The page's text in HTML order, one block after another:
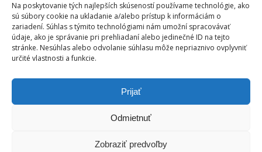
Na poskytovanie tých najlepších skúseností používame technológie, ako
sú súbory cookie na ukladanie a/alebo prístup k informáciám o
zariadení. Súhlas s týmito technológiami nám umožní spracovávať
údaje, ako je správanie pri prehliadaní alebo jedinečné ID na tejto
stránke. Nesúhlas alebo odvolanie súhlasu môže nepriaznivo ovplyvniť
určité vlastnosti a funkcie.
Prijať
Odmietnuť
Zobraziť predvoľby
Užitočné linky
Právne informácie
RSS Kanál